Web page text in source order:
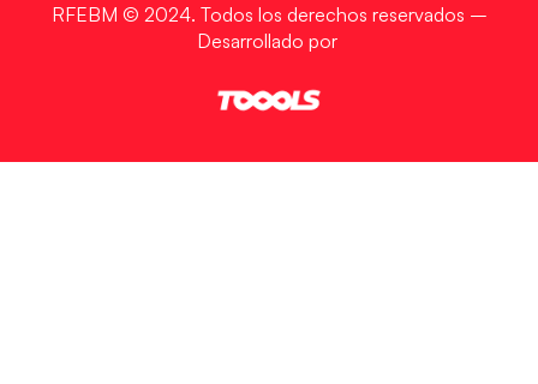
RFEBM © 2024. Todos los derechos reservados –
Desarrollado por